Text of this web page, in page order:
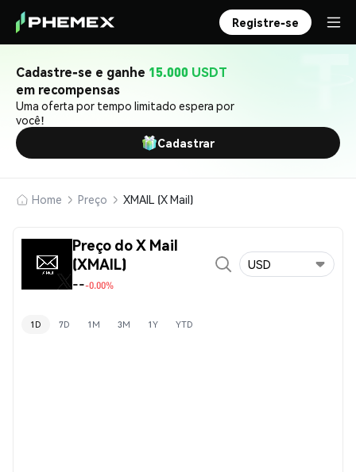
Registre-se
Cadastre-se e ganhe 15.000 USDT
em recompensas
Uma oferta por tempo limitado espera por
você!
Cadastrar
Home Preço XMAIL (X Mail)
Preço do X Mail
(XMAIL)
---0.00%
USD
1D 7D 1M 3M 1Y YTD